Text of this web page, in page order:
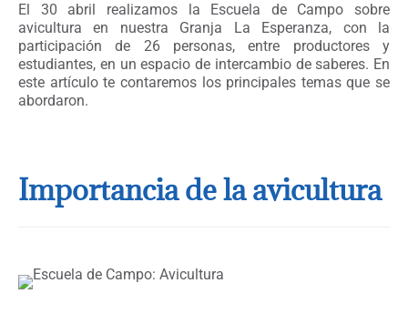
El 30 abril realizamos la Escuela de Campo sobre
avicultura en nuestra Granja La Esperanza, con la
participación de 26 personas, entre productores y
estudiantes, en un espacio de intercambio de saberes. En
este artículo te contaremos los principales temas que se
abordaron.
Importancia de la avicultura